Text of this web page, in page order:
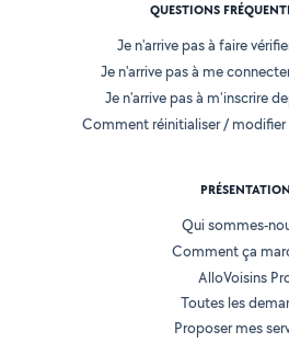
QUESTIONS
Je n'arrive pas à faire
Je n'arrive pas à me
Je n'arrive pas à m'inscrire
Comment réinitialiser /
PRÉSENTATION
Qui sommes-
Comment ça
AlloVoisins
Toutes les
Proposer mes